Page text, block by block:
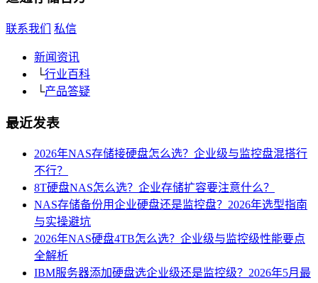
联系我们 私信
新闻资讯
└行业百科
└产品答疑
最近发表
2026年NAS存储接硬盘怎么选？企业级与监控盘混搭行
不行？
8T硬盘NAS怎么选？企业存储扩容要注意什么？
NAS存储备份用企业硬盘还是监控盘？2026年选型指南
与实操避坑
2026年NAS硬盘4TB怎么选？企业级与监控级性能要点
全解析
IBM服务器添加硬盘选企业级还是监控级？2026年5月最